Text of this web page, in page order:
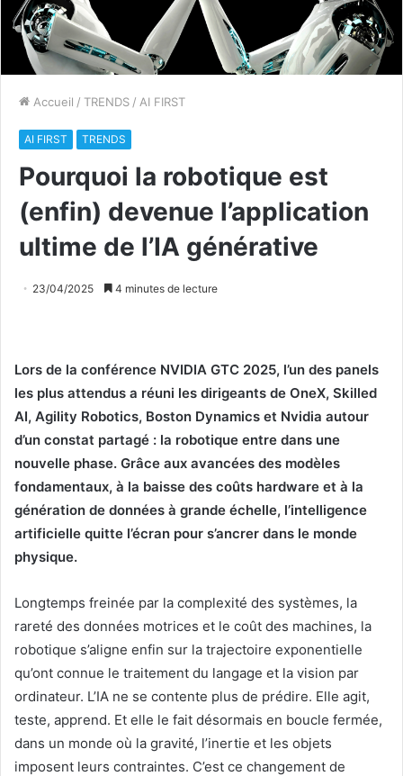
Accueil / TRENDS / AI FIRST
AI FIRST TRENDS
Pourquoi la robotique est
(enfin) devenue l’application
ultime de l’IA générative
23/04/2025 4 minutes de lecture
Lors de la conférence NVIDIA GTC 2025, l’un des panels
les plus attendus a réuni les dirigeants de OneX, Skilled
AI, Agility Robotics, Boston Dynamics et Nvidia autour
d’un constat partagé : la robotique entre dans une
nouvelle phase. Grâce aux avancées des modèles
fondamentaux, à la baisse des coûts hardware et à la
génération de données à grande échelle, l’intelligence
artificielle quitte l’écran pour s’ancrer dans le monde
physique.
Longtemps freinée par la complexité des systèmes, la
rareté des données motrices et le coût des machines, la
robotique s’aligne enfin sur la trajectoire exponentielle
qu’ont connue le traitement du langage et la vision par
ordinateur. L’IA ne se contente plus de prédire. Elle agit,
teste, apprend. Et elle le fait désormais en boucle fermée,
dans un monde où la gravité, l’inertie et les objets
imposent leurs contraintes. C’est ce changement de